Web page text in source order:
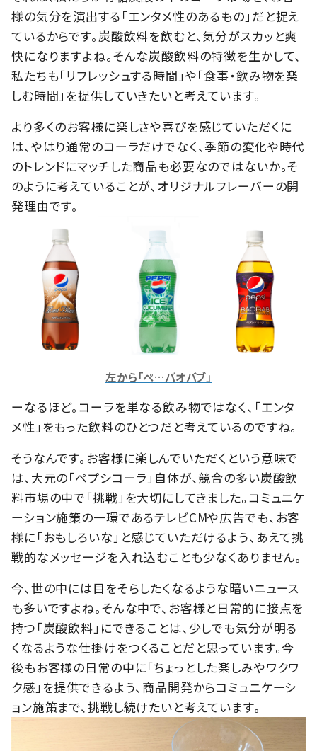
様の気分を演出する「エンタメ性のあるもの」だと捉え
ているからです。炭酸飲料を飲むと、気分がスカッと爽
快になりますよね。そんな炭酸飲料の特徴を生かして、
私たちも「リフレッシュする時間」や「食事・飲み物を楽
しむ時間」を提供していきたいと考えています。
より多くのお客様に楽しさや喜びを感じていただくに
は、やはり通常のコーラだけでなく、季節の変化や時代
のトレンドにマッチした商品も必要なのではないか。そ
のように考えていることが、オリジナルフレーバーの開
発理由です。
左から「ペ…バオバブ」
ーなるほど。コーラを単なる飲み物ではなく、「エンタ
メ性」をもった飲料のひとつだと考えているのですね。
そうなんです。お客様に楽しんでいただくという意味で
は、大元の「ペプシコーラ」自体が、競合の多い炭酸飲
料市場の中で「挑戦」を大切にしてきました。コミュニケ
ーション施策の一環であるテレビCMや広告でも、お客
様に「おもしろいな」と感じていただけるよう、あえて挑
戦的なメッセージを入れ込むことも少なくありません。
今、世の中には目をそらしたくなるような暗いニュース
も多いですよね。そんな中で、お客様と日常的に接点を
持つ「炭酸飲料」にできることは、少しでも気分が明る
くなるような仕掛けをつくることだと思っています。今
後もお客様の日常の中に「ちょっとした楽しみやワクワ
ク感」を提供できるよう、商品開発からコミュニケーシ
ョン施策まで、挑戦し続けたいと考えています。